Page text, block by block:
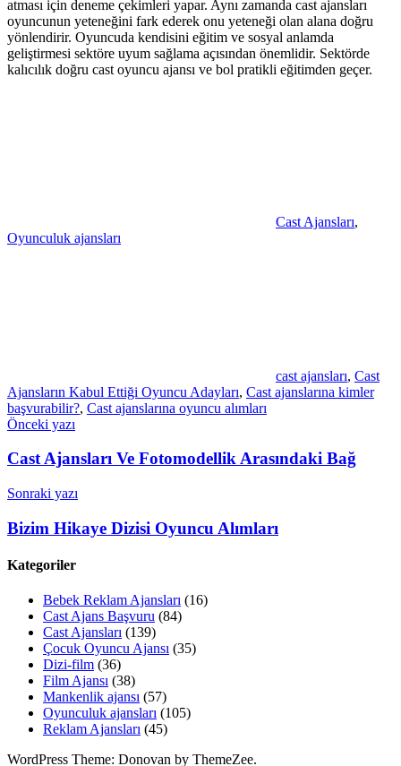
atması için deneme çekimleri yapar. Aynı zamanda cast ajansları
oyuncunun yeteneğini fark ederek onu yeteneği olan alana doğru
yönlendirir. Oyuncuda kendisini eğitim ve sosyal anlamda
geliştirmesi sektöre uyum sağlama açısından önemlidir. Sektörde
kalıcılık doğru cast oyuncu ajansı ve bol pratikli eğitimden geçer.
Cast Ajansları,
Oyunculuk ajansları
cast ajansları, Cast
Ajansların Kabul Ettiği Oyuncu Adayları, Cast ajanslarına kimler
başvurabilir?, Cast ajanslarına oyuncu alımları
Yazı
gezinmesi
Önceki yazı
Cast Ajansları Ve Fotomodellik Arasındaki Bağ
Sonraki yazı
Bizim Hikaye Dizisi Oyuncu Alımları
Kategoriler
Bebek Reklam Ajansları (16)
Cast Ajans Başvuru (84)
Cast Ajansları (139)
Çocuk Oyuncu Ajansı (35)
Dizi-film (36)
Film Ajansı (38)
Mankenlik ajansı (57)
Oyunculuk ajansları (105)
Reklam Ajansları (45)
WordPress Theme: Donovan by ThemeZee.